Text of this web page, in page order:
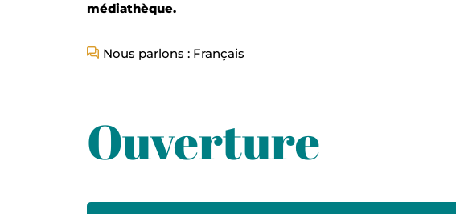
médiathèque.
Nous parlons : Français
Ouverture